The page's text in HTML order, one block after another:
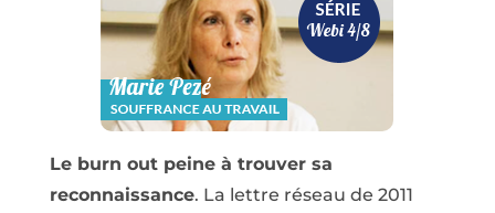
Le burn out peine à trouver sa
reconnaissance. La lettre réseau de 2011